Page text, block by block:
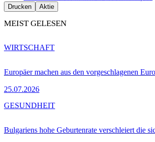
Drucken Aktie
MEIST GELESEN
Europäer machen aus den vorgeschlagenen
25.07.2026
WIRTSCHAFT
Bulgariens hohe Geburtenrate verschleiert die
GESUNDHEIT